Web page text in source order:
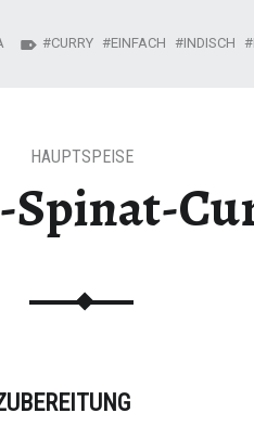
Spinat-
HAUPTSPEISE
CURRY EINFACH INDISCH